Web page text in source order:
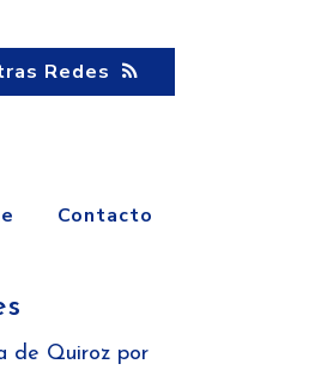
Redes
Contacto
de Quiroz por